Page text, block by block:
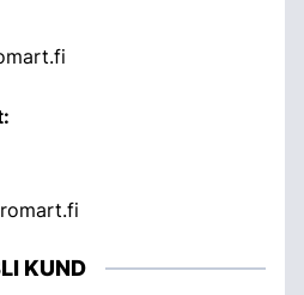
KUND